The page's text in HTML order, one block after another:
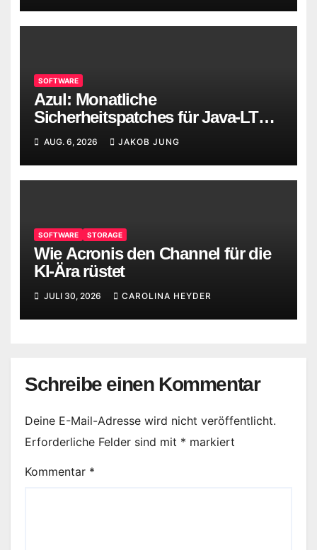
SOFTWARE
Azul: Monatliche
Sicherheitspatches für Java-LTS-
Versionen
AUG. 6, 2026 JAKOB JUNG
SOFTWARE STORAGE
Wie Acronis den Channel für die
KI-Ära rüstet
JULI 30, 2026 CAROLINA HEYDER
Schreibe einen Kommentar
Deine E-Mail-Adresse wird nicht veröffentlicht.
Erforderliche Felder sind mit * markiert
Kommentar *